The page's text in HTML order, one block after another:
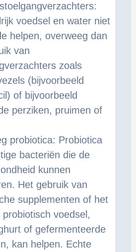
voedsel en water niet
helpen, overweeg dan
van
zoals
(bijvoorbeeld
of bijvoorbeeld
perziken, pruimen of
probiotica: Probiotica
bacteriën die de
kunnen
Het gebruik van
supplementen of het
voedsel,
of gefermenteerde
kan helpen. Echte